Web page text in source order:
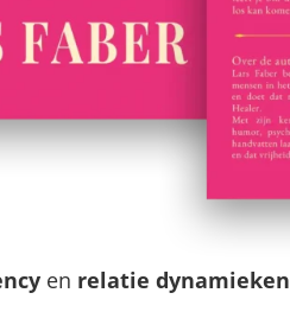
en relatie dynamieken